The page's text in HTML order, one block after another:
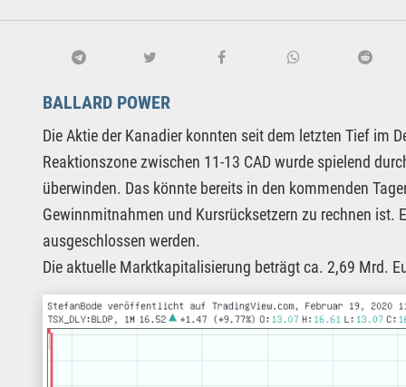
BALLARD POWER
Die Aktie der Kanadier konnten seit dem letzten Tief im
Reaktionszone zwischen 11-13 CAD wurde spielend
überwinden. Das könnte bereits in den kommenden
Gewinnmitnahmen und Kursrücksetzern zu rechnen ist.
ausgeschlossen werden.
Die aktuelle Marktkapitalisierung beträgt ca. 2,69 Mrd.